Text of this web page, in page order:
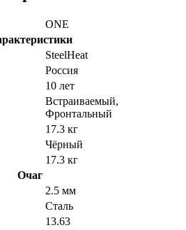
ONE
SteelHeat
Россия
10 лет
Встраиваемый,
Фронтальный
17.3 кг
Чёрный
17.3 кг
Очаг
2.5 мм
Сталь
13.63